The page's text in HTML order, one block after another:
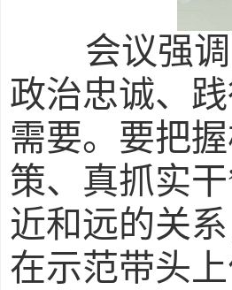
会议强
政治忠诚、
需要。要把
策、真抓实
近和远的关
在示范带头